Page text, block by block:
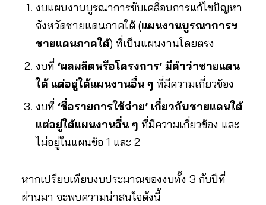
งบแผนงานบูรณาการขับเคลื่อนการแก้ไขปัญหา
จังหวัดชายแดนภาคใต้ (แผนงานบูรณาการฯ
ชายแดนภาคใต้) ที่เป็นแผนงานโดยตรง
งบที่ ‘ผลผลิตหรือโครงการ’ มีคำว่าชายแดน
ใต้ แต่อยู่ใต้แผนงานอื่น ๆ ที่มีความเกี่ยวข้อง
งบที่ ‘ชื่อรายการใช้จ่าย’ เกี่ยวกับชายแดนใต้
แต่อยู่ใต้แผนงานอื่น ๆ ที่มีความเกี่ยวข้อง และ
ไม่อยู่ในแผนข้อ 1 และ 2
หากเปรียบเทียบงบประมาณของงบทั้ง 3 กับปีที่
ผ่านมา จะพบความน่าสนใจดังนี้